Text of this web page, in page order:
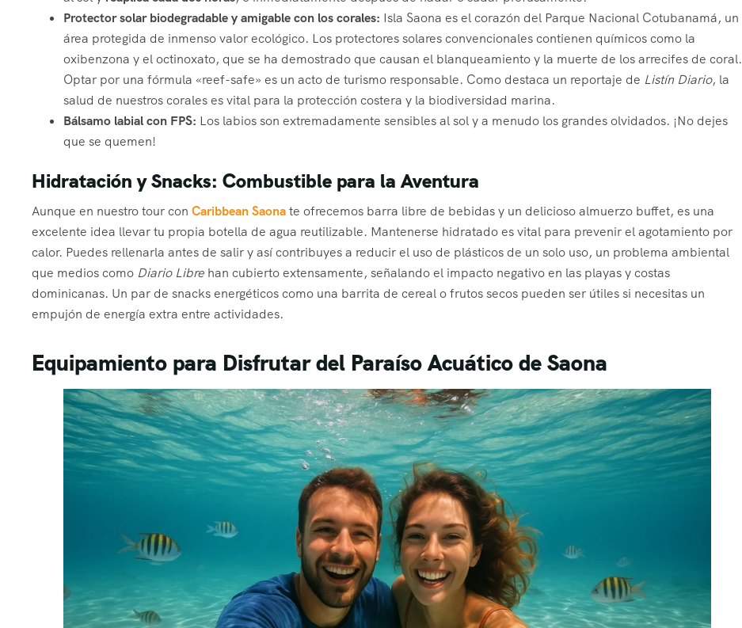
Protector solar biodegradable y amigable con los corales: Isla Saona es el corazón del Parque Nacional Cotubanamá, un
área protegida de inmenso valor ecológico. Los protectores solares convencionales contienen químicos como la
oxibenzona y el octinoxato, que se ha demostrado que causan el blanqueamiento y la muerte de los arrecifes de coral.
Optar por una fórmula «reef-safe» es un acto de turismo responsable. Como destaca un reportaje de Listín Diario, la
salud de nuestros corales es vital para la protección costera y la biodiversidad marina.
Bálsamo labial con FPS: Los labios son extremadamente sensibles al sol y a menudo los grandes olvidados. ¡No dejes
que se quemen!
Hidratación y Snacks: Combustible para la Aventura
Aunque en nuestro tour con Caribbean Saonate ofrecemos barra libre de bebidas y un delicioso almuerzo buffet, es una
excelente idea llevar tu propia botella de agua reutilizable. Mantenerse hidratado es vital para prevenir el agotamiento por
calor. Puedes rellenarla antes de salir y así contribuyes a reducir el uso de plásticos de un solo uso, un problema ambiental
que medios como Diario Libre han cubierto extensamente, señalando el impacto negativo en las playas y costas
dominicanas. Un par de snacks energéticos como una barrita de cereal o frutos secos pueden ser útiles si necesitas un
empujón de energía extra entre actividades.
Equipamiento para Disfrutar del Paraíso Acuático de Saona